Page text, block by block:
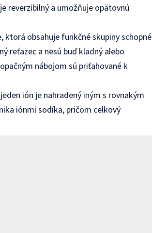
reverzibilný a umožňuje opätovnú
obsahuje funkčné skupiny schopné
reťazec a nesú buď kladný alebo
nábojom sú priťahované k
ión je nahradený iným s rovnakým
iónmi sodíka, pričom celkový